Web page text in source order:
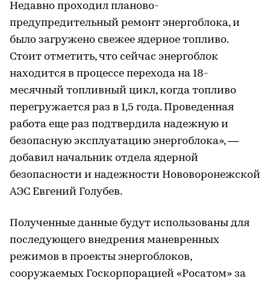
Недавно проходил планово-
предупредительный ремонт энергоблока, и
было загружено свежее ядерное топливо.
Стоит отметить, что сейчас энергоблок
находится в процессе перехода на 18-
месячный топливный цикл, когда топливо
перегружается раз в 1,5 года. Проведенная
работа еще раз подтвердила надежную и
безопасную эксплуатацию энергоблока», —
добавил начальник отдела ядерной
безопасности и надежности Нововоронежской
АЭС Евгений Голубев.
Полученные данные будут использованы для
последующего внедрения маневренных
режимов в проекты энергоблоков,
сооружаемых Госкорпорацией «Росатом» за